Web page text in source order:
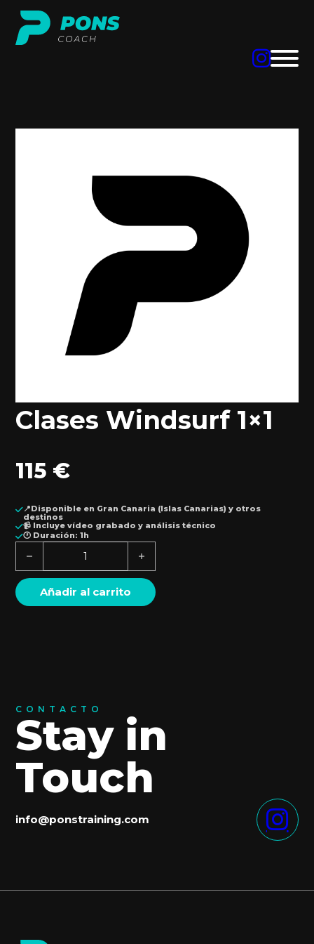
Clases Windsurf 1×1
115 €
📍Disponible en Gran Canaria (Islas Canarias) y otros
destinos
📹 Incluye vídeo grabado y análisis técnico
🕐 Duración: 1h
Clases Windsurf 1x1 cantidad
Añadir al carrito
CONTACTO
Stay in
Touch
info@ponstraining.com